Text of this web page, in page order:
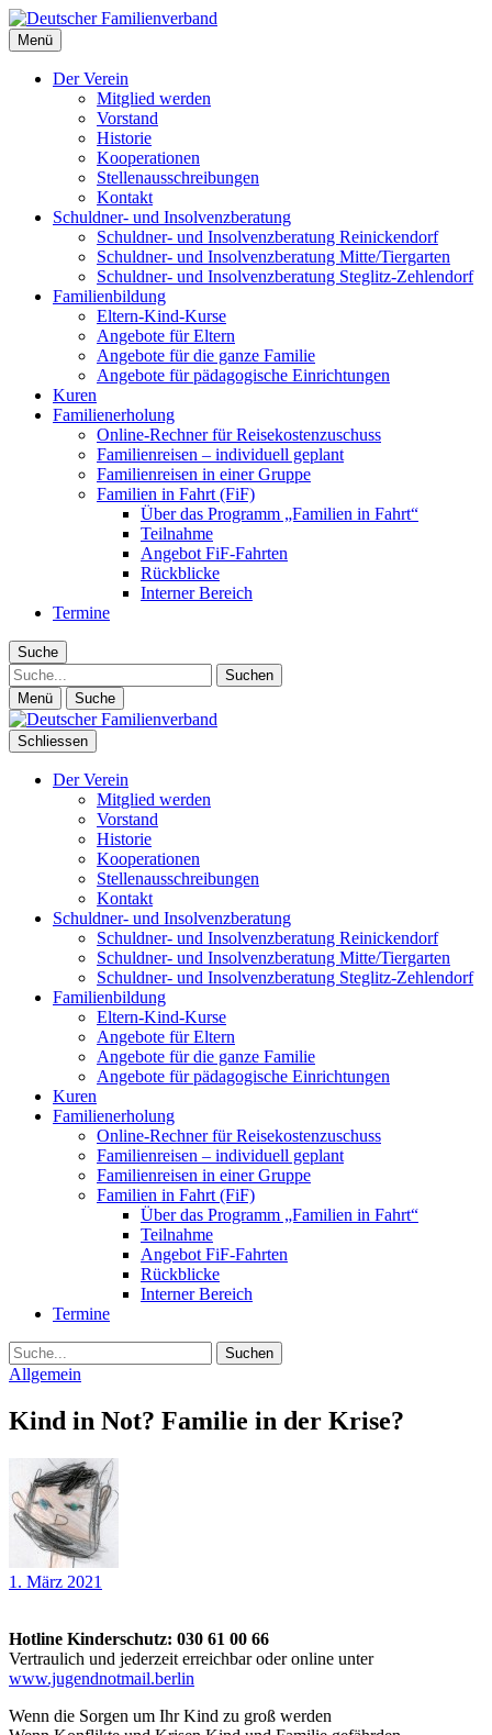
Deutscher Familienverband
Landesverband Berlin
Menü
Der Verein
Mitglied werden
Vorstand
Historie
Kooperationen
Stellenausschreibungen
Kontakt
Schuldner- und Insolvenzberatung
Schuldner- und Insolvenzberatung Reinickendorf
Schuldner- und Insolvenzberatung Mitte/Tiergarten
Schuldner- und Insolvenzberatung Steglitz-Zehlendorf
Familienbildung
Eltern-Kind-Kurse
Angebote für Eltern
Angebote für die ganze Familie
Angebote für pädagogische Einrichtungen
Kuren
Familienerholung
Online-Rechner für Reisekostenzuschuss
Familienreisen – individuell geplant
Familienreisen in einer Gruppe
Familien in Fahrt (FiF)
Über das Programm „Familien in Fahrt“
Teilnahme
Angebot FiF-Fahrten
Rückblicke
Interner Bereich
Termine
Suche
Suche
Menü Suche
Schliessen
Der Verein
Mitglied werden
Vorstand
Historie
Kooperationen
Stellenausschreibungen
Kontakt
Schuldner- und Insolvenzberatung
Schuldner- und Insolvenzberatung Reinickendorf
Schuldner- und Insolvenzberatung Mitte/Tiergarten
Schuldner- und Insolvenzberatung Steglitz-Zehlendorf
Familienbildung
Eltern-Kind-Kurse
Angebote für Eltern
Angebote für die ganze Familie
Angebote für pädagogische Einrichtungen
Kuren
Familienerholung
Online-Rechner für Reisekostenzuschuss
Familienreisen – individuell geplant
Familienreisen in einer Gruppe
Familien in Fahrt (FiF)
Über das Programm „Familien in Fahrt“
Teilnahme
Angebot FiF-Fahrten
Rückblicke
Interner Bereich
Termine
Suche
Allgemein
Kind in Not? Familie in der Krise?
1. März 2021
Hotline Kinderschutz: 030 61 00 66
Vertraulich und jederzeit erreichbar oder online unter
www.jugendnotmail.berlin
Wenn die Sorgen um Ihr Kind zu groß werden